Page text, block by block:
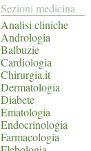
Sezioni medicina
Analisi cliniche
Andrologia
Balbuzie
Cardiologia
Chirurgia.it
Dermatologia
Diabete
Ematologia
Endocrinologia
Farmacologia